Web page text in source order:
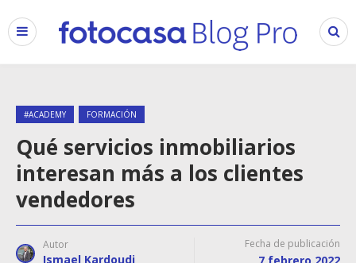
#ACADEMY FORMACIÓN
Qué servicios inmobiliarios
interesan más a los clientes
vendedores
Autor
Ismael Kardoudi
Fecha de publicación